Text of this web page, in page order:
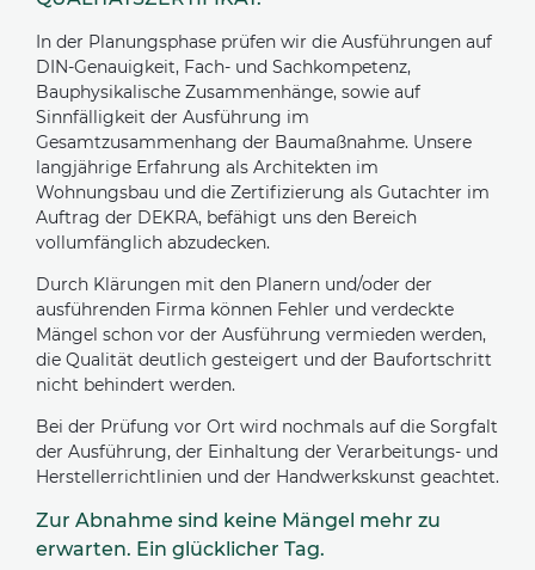
In der Planungsphase prüfen wir die Ausführungen auf
DIN-Genauigkeit, Fach- und Sachkompetenz,
Bauphysikalische Zusammenhänge, sowie auf
Sinnfälligkeit der Ausführung im
Gesamtzusammenhang der Baumaßnahme. Unsere
langjährige Erfahrung als Architekten im
Wohnungsbau und die Zertifizierung als Gutachter im
Auftrag der DEKRA, befähigt uns den Bereich
vollumfänglich abzudecken.
Durch Klärungen mit den Planern und/oder der
ausführenden Firma können Fehler und verdeckte
Mängel schon vor der Ausführung vermieden werden,
die Qualität deutlich gesteigert und der Baufortschritt
nicht behindert werden.
Bei der Prüfung vor Ort wird nochmals auf die Sorgfalt
der Ausführung, der Einhaltung der Verarbeitungs- und
Herstellerrichtlinien und der Handwerkskunst geachtet.
Zur Abnahme sind keine Mängel mehr zu
erwarten. Ein glücklicher Tag.